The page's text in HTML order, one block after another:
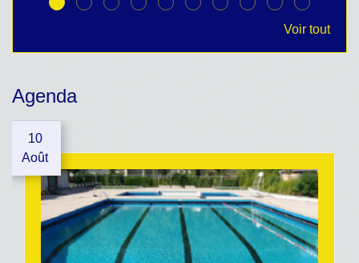
Voir tout
Agenda
10
Août